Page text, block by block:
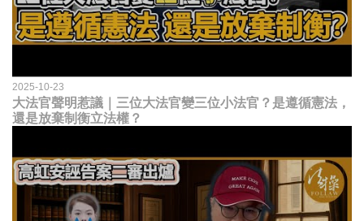
2025-10-23
大法官聲明惹議｜三位大法官變三位小法官？是遵循憲法，
還是放棄制衡立法權？